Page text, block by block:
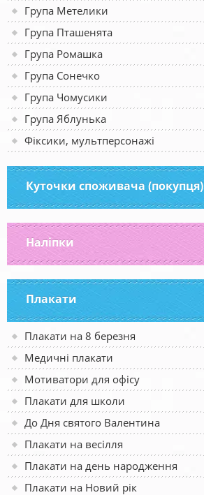
Група Метелики
Група Пташенята
Група Ромашка
Група Сонечко
Група Чомусики
Група Яблунька
Фіксики, мультперсонажі
Куточки споживача (покупця)
Наліпки
Плакати
Плакати на 8 березня
Медичні плакати
Мотиватори для офісу
Плакати для школи
До Дня святого Валентина
Плакати на весілля
Плакати на день народження
Плакати на Новий рік